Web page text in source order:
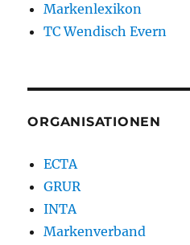
Markenlexikon
TC Wendisch Evern
ORGANISATIONEN
ECTA
GRUR
INTA
Markenverband